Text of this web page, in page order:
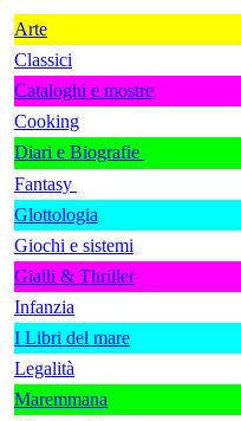
Arte
Classici
Cataloghi e mostre
Cooking
Diari e Biografie
Fantasy
Glottologia
Giochi e sistemi
Gialli & Thriller
Infanzia
I Libri del mare
Legalità
Maremmana